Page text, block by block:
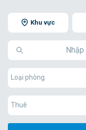
Khu vực
Loại phòng
Thuê